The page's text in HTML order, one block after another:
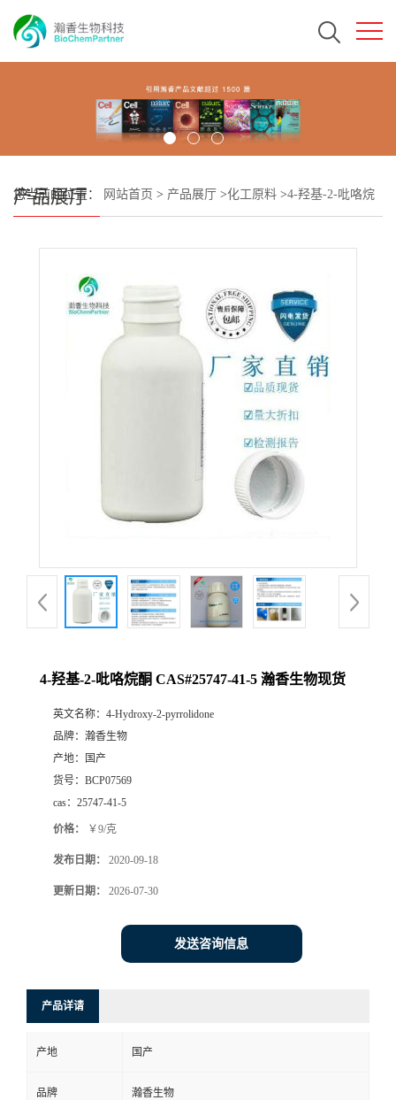
产品展厅
您当前的位置： 网站首页 > 产品展厅 >化工原料 >4-羟基-2-吡咯烷
4-羟基-2-吡咯烷酮 CAS#25747-41-5 瀚香生物现货
英文名称： 4-Hydroxy-2-pyrrolidone
品牌： 瀚香生物
产地：
国产
货号： BCP07569
cas： 25747-41-5
价格： ￥9/克
发布日期： 2020-09-18
更新日期： 2026-07-30
发送咨询信息
产品详请
产地 国产
品牌 瀚香生物